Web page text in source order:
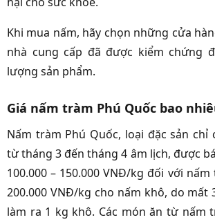
Khi mua nấm, hãy chọn những cửa
nhà cung cấp đã được kiểm chứng
lượng sản phẩm.
Giá nấm tràm Phú Quốc bao
Nấm tràm Phú Quốc, loại đặc sản chỉ
từ tháng 3 đến tháng 4 âm lịch, được
100.000 – 150.000 VNĐ/kg đối với nấm
200.000 VNĐ/kg cho nấm khô, do mất
làm ra 1 kg khô. Các món ăn từ nấm